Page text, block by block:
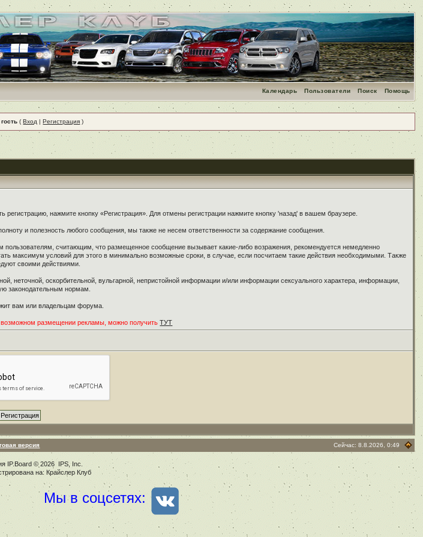
Помощь
Поиск
Пользователи
Календарь
(Вход |Регистрация )
нажмите кнопку «Регистрация». Для отмены регистрации нажмите кнопку 'назад' в вашем браузере.
и полезность любого сообщения, мы также не несем ответственности за содержание сообщения.
считающим, что размещенное сообщение вызывает какие-либо возражения, рекомендуется немедленно
максимум условий для этого в минимально возможные сроки, в случае, если посчитаем такие действия необходимыми. Также
своими действиями.
оскорбительной, вульгарной, непристойной информации и/или информации сексуального характера, информации,
законодательным нормам.
вам или владельцам форума.
размещении рекламы, можно получитьТУТ
версия Сейчас: 8.8.2026, 0:49
IP.Board© 2026 IPS, Inc
на: Крайслер Клуб
Мы в соцсетях: